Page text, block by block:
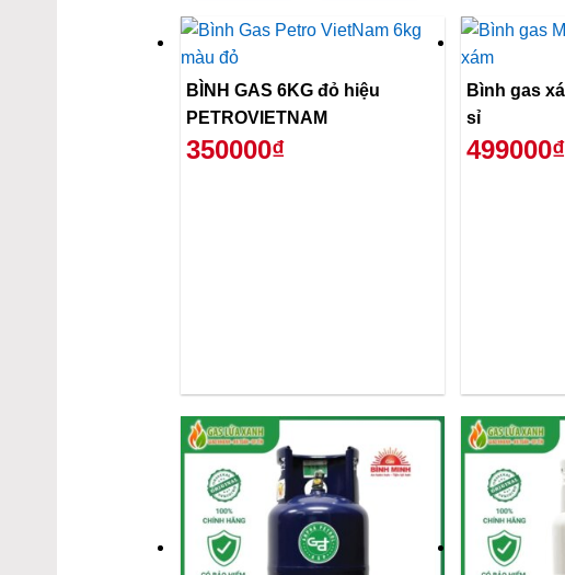
BÌNH GAS 6KG đỏ hiệu
PETROVIETNAM
350000₫
Bình gas
sỉ
499000₫